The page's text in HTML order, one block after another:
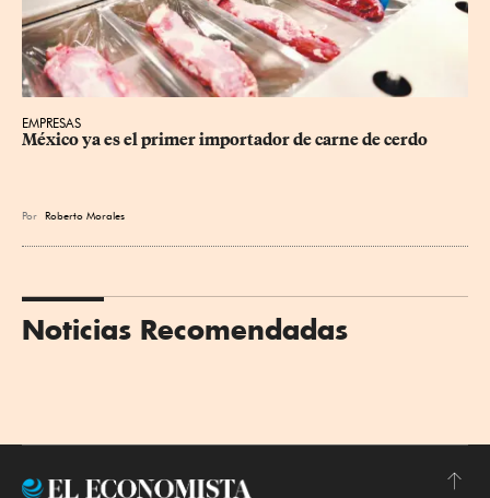
EMPRESAS
México ya es el primer importador de carne de cerdo
Por Roberto Morales
Noticias Recomendadas